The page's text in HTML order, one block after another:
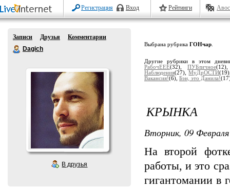
Регистрация Вход Рейтинги
Записи Друзья
Комментарии
Dagich
В друзья
Выбрана рубрика ГОНчар
Другие рубрики в этом
РабочЕЕЕ(32), ПУБличное
Наблюдения(27),МуДрОСТИ
Вакансия!(6), Бэн, это Данила!
КРЫНКА
Вторник, 09
На второй
работы, и это
гигантомании в